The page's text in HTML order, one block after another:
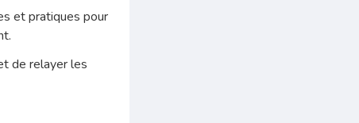
et pratiques pour
de relayer les